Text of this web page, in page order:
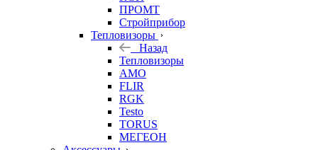
ПРОМТ
Стройприбор
Тепловизоры
Назад
Тепловизоры
AMO
FLIR
RGK
Testo
TORUS
МЕГЕОН